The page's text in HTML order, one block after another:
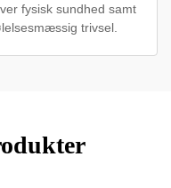
fysisk sundhed samt
trivsel.